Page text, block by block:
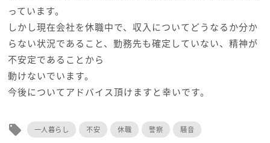
っています。
しかし現在会社を休職中で、収入についてどうなるか分か
らない状況であること、勤務先も確定していない、精神が
不安定であることから
動けないでいます。
今後についてアドバイス頂けますと幸いです。
local_offer 一人暮らし 不安 休職 警察 騒音